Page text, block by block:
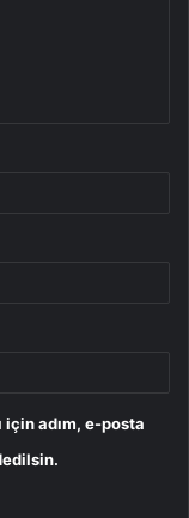
için adım, e-posta